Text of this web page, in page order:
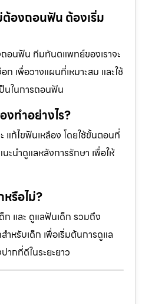
องถอนฟัน ต้องเริ่ม
อนฟัน ทีมทันตแพทย์ของเราจะ
ก เพื่อวางแผนที่เหมาะสม และใช้
นในการถอนฟัน
งทำอย่างไร?
แก้ไขฟันเหลือง โดยใช้ขั้นตอนที่
ะนำดูแลหลังการรักษา เพื่อให้
รือไม่?
ก และ ดูแลฟันเด็ก รวมถึง
หรับเด็ก เพื่อเริ่มต้นการดูแล
กที่ดีในระยะยาว